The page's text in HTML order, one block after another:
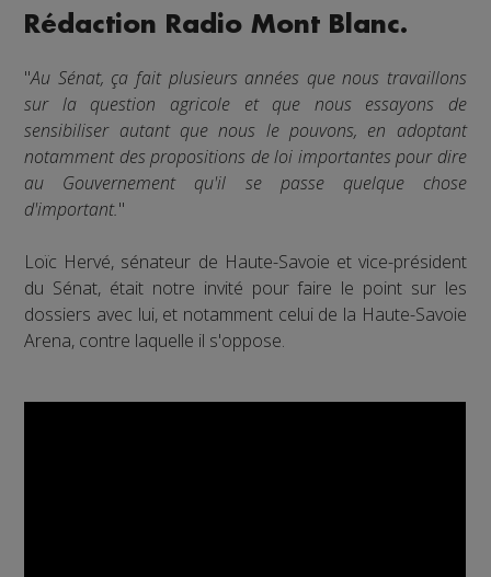
Rédaction Radio Mont Blanc.
"Au Sénat, ça fait plusieurs années que nous travaillons
sur la question agricole et que nous essayons de
sensibiliser autant que nous le pouvons, en adoptant
notamment des propositions de loi importantes pour dire
au Gouvernement qu'il se passe quelque chose
d'important."
Loïc Hervé, sénateur de Haute-Savoie et vice-président
du Sénat, était notre invité pour faire le point sur les
dossiers avec lui, et notamment celui de la Haute-Savoie
Arena, contre laquelle il s'oppose.